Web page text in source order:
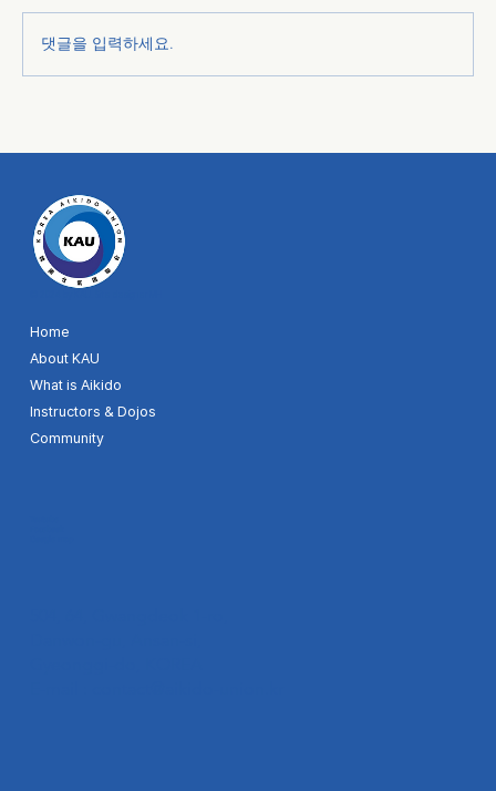
댓글을 입력하세요.
Home
About KAU
What is Aikido
Instructors & Dojos
Community